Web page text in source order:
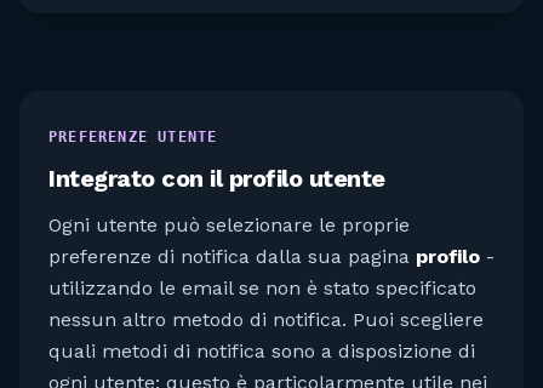
PREFERENZE UTENTE
Integrato con il profilo utente
Ogni utente può selezionare le proprie
preferenze di notifica dalla sua pagina profilo -
utilizzando le email se non è stato specificato
nessun altro metodo di notifica. Puoi scegliere
quali metodi di notifica sono a disposizione di
ogni utente: questo è particolarmente utile nei